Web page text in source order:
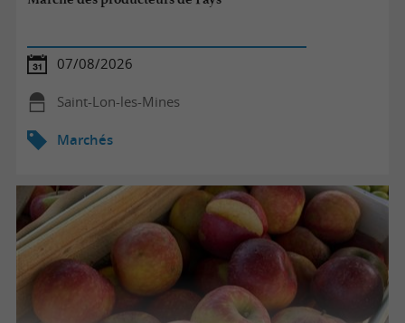
07/08/2026
Saint-Lon-les-Mines
Marchés